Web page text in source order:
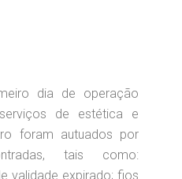
dia de operação
de estética e
foram autuados por
tais como:
validade expirado; fios